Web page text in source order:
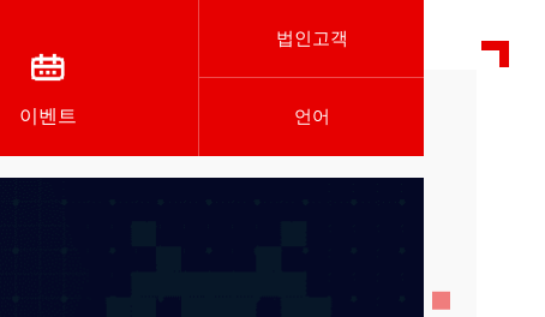
이벤트
법인고객
언어